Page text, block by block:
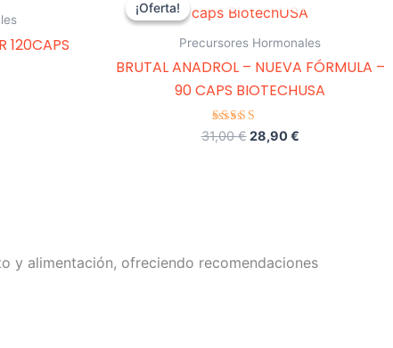
120CAPS
¡Oferta!
¡Oferta!
Precursores Hormonales
BRUTAL ANADROL – NUEVA FÓRMULA –
90 CAPS BIOTECHUSA
Valorado
con
31,00€
original
31,00 €.
28,90€
actual
28,90 €.
y alimentación, ofreciendo recomendaciones